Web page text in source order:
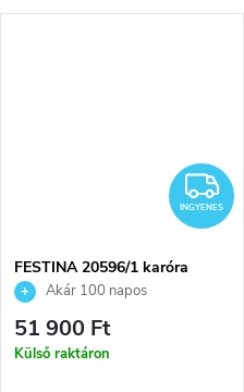
INGYENES
FESTINA 20596/1 karóra
Akár 100 napos
visszaküldési lehetőség. Hivatalos
márkakereskedő.
51 900 Ft
Külső raktáron